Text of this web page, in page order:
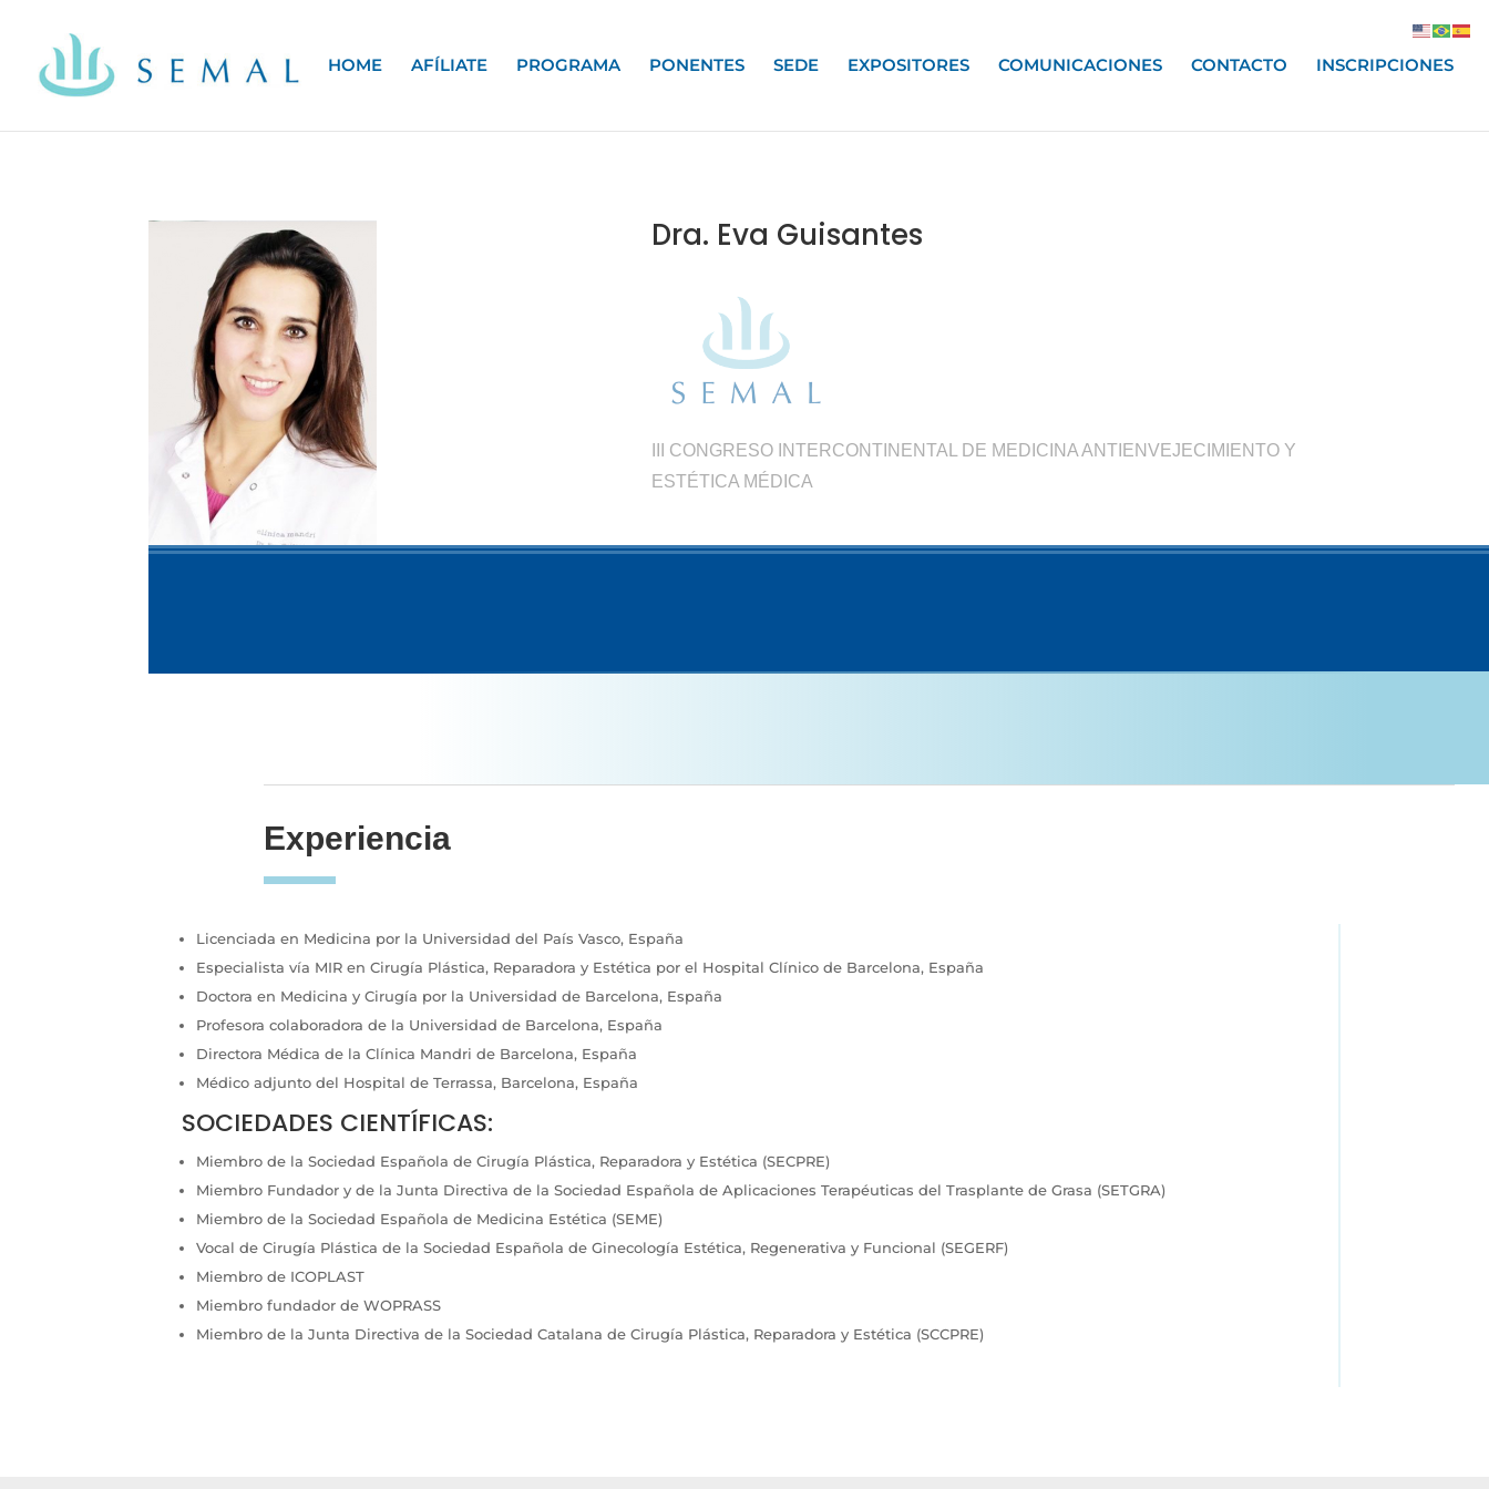
HOME AFÍLIATE PROGRAMA PONENTES SEDE EXPOSITORES COMUNICACIONES CONTACTO INSCRIPCIONES
Dra. Eva Guisantes
III CONGRESO INTERCONTINENTAL DE MEDICINA ANTIENVEJECIMIENTO Y
ESTÉTICA MÉDICA
Experiencia
Licenciada en Medicina por la Universidad del País Vasco, España
Especialista vía MIR en Cirugía Plástica, Reparadora y Estética por el Hospital Clínico de Barcelona, España
Doctora en Medicina y Cirugía por la Universidad de Barcelona, España
Profesora colaboradora de la Universidad de Barcelona, España
Directora Médica de la Clínica Mandri de Barcelona, España
Médico adjunto del Hospital de Terrassa, Barcelona, España
SOCIEDADES CIENTÍFICAS:
Miembro de la Sociedad Española de Cirugía Plástica, Reparadora y Estética (SECPRE)
Miembro Fundador y de la Junta Directiva de la Sociedad Española de Aplicaciones Terapéuticas del Trasplante de Grasa (SETGRA)
Miembro de la Sociedad Española de Medicina Estética (SEME)
Vocal de Cirugía Plástica de la Sociedad Española de Ginecología Estética, Regenerativa y Funcional (SEGERF)
Miembro de ICOPLAST
Miembro fundador de WOPRASS
Miembro de la Junta Directiva de la Sociedad Catalana de Cirugía Plástica, Reparadora y Estética (SCCPRE)